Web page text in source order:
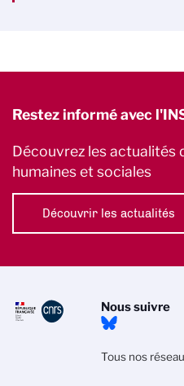
Restez informé avec
Découvrez les actualités
humaines et sociales
Découvrir les actualités
Nous suivre
Tous nos